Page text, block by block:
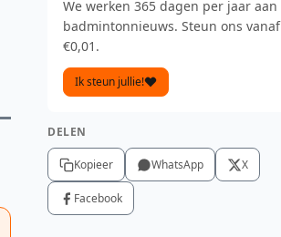
We werken 365 dagen per jaar aan
badmintonnieuws. Steun ons vanaf
€0,01.
Ik steun jullie!
DELEN
Kopieer WhatsApp X
Facebook